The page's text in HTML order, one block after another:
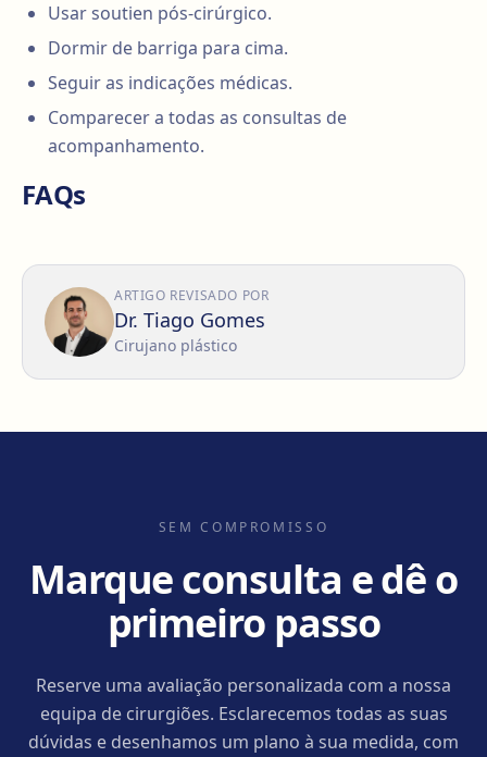
Usar soutien pós-cirúrgico.
Dormir de barriga para cima.
Seguir as indicações médicas.
Comparecer a todas as consultas de
acompanhamento.
FAQs
ARTIGO REVISADO POR
Dr. Tiago Gomes
Cirujano plástico
SEM COMPROMISSO
Marque consulta e dê o
primeiro passo
Reserve uma avaliação personalizada com a nossa
equipa de cirurgiões. Esclarecemos todas as suas
dúvidas e desenhamos um plano à sua medida, com